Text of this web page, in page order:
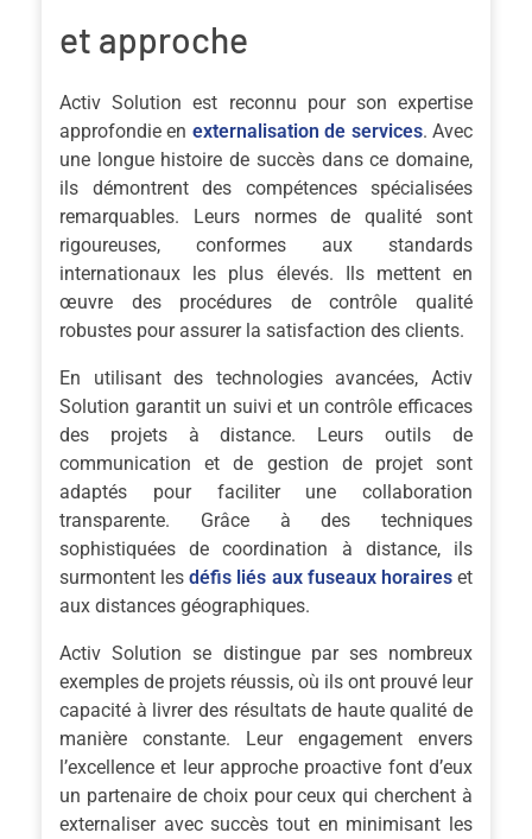
et approche
Activ Solution est reconnu pour son expertise
approfondie en externalisation de services. Avec
une longue histoire de succès dans ce domaine,
ils démontrent des compétences spécialisées
remarquables. Leurs normes de qualité sont
rigoureuses, conformes aux standards
internationaux les plus élevés. Ils mettent en
œuvre des procédures de contrôle qualité
robustes pour assurer la satisfaction des clients.
En utilisant des technologies avancées, Activ
Solution garantit un suivi et un contrôle efficaces
des projets à distance. Leurs outils de
communication et de gestion de projet sont
adaptés pour faciliter une collaboration
transparente. Grâce à des techniques
sophistiquées de coordination à distance, ils
surmontent lesdéfis liés aux fuseaux horaireset
aux distances géographiques.
Activ Solution se distingue par ses nombreux
exemples de projets réussis, où ils ont prouvé leur
capacité à livrer des résultats de haute qualité de
manière constante. Leur engagement envers
l’excellence et leur approche proactive font d’eux
un partenaire de choix pour ceux qui cherchent à
externaliser avec succès tout en minimisant les